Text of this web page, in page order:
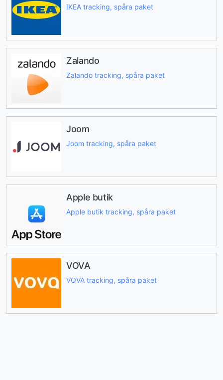
IKEA tracking, spåra paket
Zalando
Zalando tracking, spåra paket
Joom
Joom tracking, spåra paket
Apple butik
Apple butik tracking, spåra paket
VOVA
VOVA tracking, spåra paket